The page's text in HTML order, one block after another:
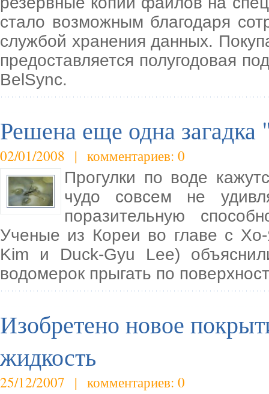
стало возможным благодаря
службой хранения данных.
предоставляется полугодовая
BelSync.
Решена еще одна
02/01/2008 | комментариев: 0
Прогулки по воде
чудо совсем не
поразительную
Ученые из Кореи во главе с
Kim и Duck-Gyu Lee)
водомерок прыгать по
Изобретено новое
жидкость
25/12/2007 | комментариев: 0